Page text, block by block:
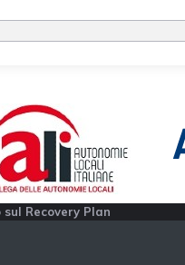
Recovery Plan